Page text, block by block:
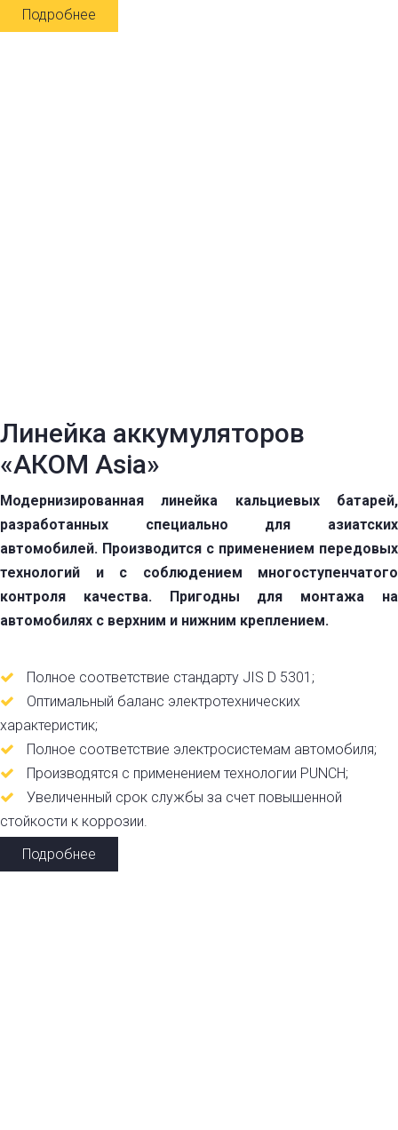
Подробнее
Линейка аккумуляторов
«АКОМ Asia»
Модернизированная линейка кальциевых батарей,
разработанных специально для азиатских
автомобилей. Производится с применением передовых
технологий и с соблюдением многоступенчатого
контроля качества. Пригодны для монтажа на
автомобилях с верхним и нижним креплением.
Полное соответствие стандарту JIS D 5301;
Оптимальный баланс электротехнических
характеристик;
Полное соответствие электросистемам автомобиля;
Производятся с применением технологии PUNCH;
Увеличенный срок службы за счет повышенной
стойкости к коррозии.
Подробнее